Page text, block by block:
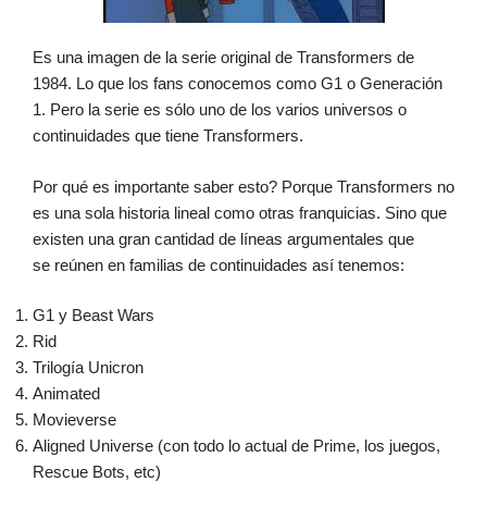
Es una imagen de la serie original de Transformers de
1984. Lo que los fans conocemos como G1 o Generación
1. Pero la serie es sólo uno de los varios universos o
continuidades que tiene Transformers.
Por qué es importante saber esto? Porque Transformers no
es una sola historia lineal como otras franquicias. Sino que
existen una gran cantidad de líneas argumentales que
se reúnen en familias de continuidades así tenemos:
G1 y Beast Wars
Rid
Trilogía Unicron
Animated
Movieverse
Aligned Universe (con todo lo actual de Prime, los juegos,
Rescue Bots, etc)